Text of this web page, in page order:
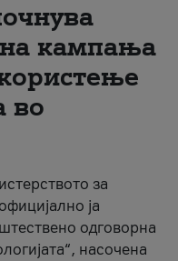
кампања
во
за
ја
одговорна
насочена